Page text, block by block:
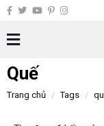
Quế
Trang chủ Tags